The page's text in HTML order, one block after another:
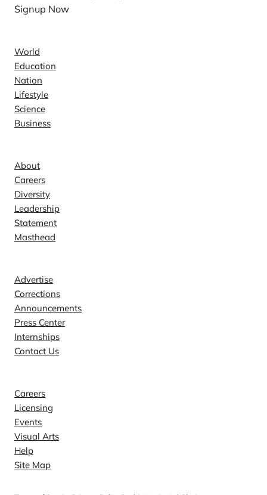
Signup Now
World
Education
Nation
Lifestyle
Science
Business
About
Careers
Diversity
Leadership
Statement
Masthead
Advertise
Corrections
Announcements
Press Center
Internships
Contact Us
Careers
Licensing
Events
Visual Arts
Help
Site Map